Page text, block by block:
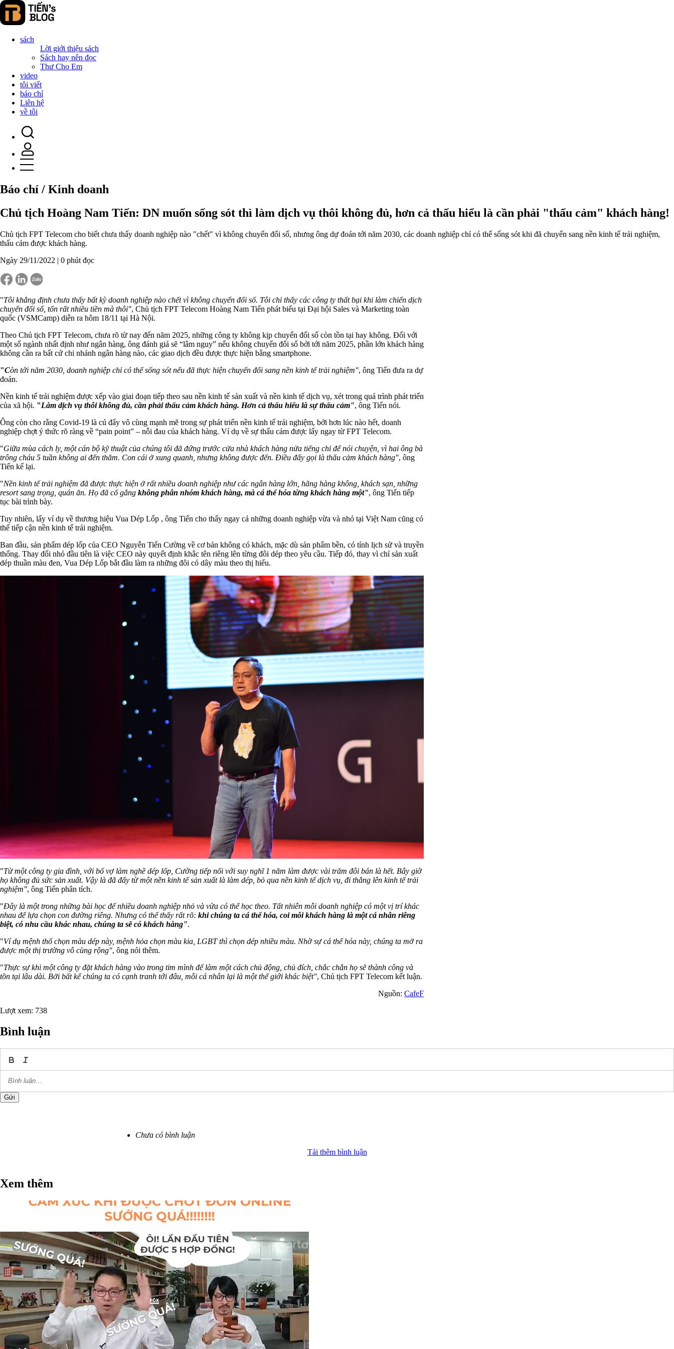
sách
Lời giới thiệu sách
Sách hay nên đọc
Thư Cho Em
video
tôi viết
báo chí
Liên hệ
về tôi
Báo chí / Kinh doanh
Chủ tịch Hoàng Nam Tiến: DN muốn sống sót thì làm dịch vụ thôi không đủ, hơn cả thấu hiểu là cần phải "thấu cảm" khách hàng!
Chủ tịch FPT Telecom cho biết chưa thấy doanh nghiệp nào "chết" vì không chuyển đổi số, nhưng ông dự đoán tới năm 2030, các doanh nghiệp chỉ có thể sống sót khi đã chuyển sang nền kinh tế trải nghiệm,
thấu cảm được khách hàng.
Ngày 29/11/2022 | 0 phút đọc
"Tôi khẳng định chưa thấy bất kỳ doanh nghiệp nào chết vì không chuyển đổi số. Tôi chỉ thấy các công ty thất bại khi làm chiến dịch
chuyển đổi số, tốn rất nhiều tiền mà thôi", Chủ tịch FPT Telecom Hoàng Nam Tiến phát biểu tại Đại hội Sales và Marketing toàn
quốc (VSMCamp) diễn ra hôm 18/11 tại Hà Nội.
Theo Chủ tịch FPT Telecom, chưa rõ từ nay đến năm 2025, những công ty không kịp chuyển đổi số còn tồn tại hay không. Đối với
một số ngành nhất định như ngân hàng, ông đánh giá sẽ “lâm nguy” nếu không chuyển đổi số bởi tới năm 2025, phần lớn khách hàng
không cần ra bất cứ chi nhánh ngân hàng nào, các giao dịch đều được thực hiện bằng smartphone.
"Còn tới năm 2030, doanh nghiệp chỉ có thể sống sót nếu đã thực hiện chuyển đổi sang nền kinh tế trải nghiệm", ông Tiến đưa ra dự
đoán.
Nền kinh tế trải nghiệm được xếp vào giai đoạn tiếp theo sau nền kinh tế sản xuất và nền kinh tế dịch vụ, xét trong quá trình phát triển
của xã hội. "Làm dịch vụ thôi không đủ, cần phải thấu cảm khách hàng. Hơn cả thấu hiểu là sự thấu cảm", ông Tiến nói.
Ông còn cho rằng Covid-19 là cú đẩy vô cùng mạnh mẽ trong sự phát triển nền kinh tế trải nghiệm, bởi hơn lúc nào hết, doanh
nghiệp chợt ý thức rõ ràng về “pain point” – nỗi đau của khách hàng. Ví dụ về sự thấu cảm được lấy ngay từ FPT Telecom.
"Giữa mùa cách ly, một cán bộ kỹ thuật của chúng tôi đã đứng trước cửa nhà khách hàng nửa tiếng chỉ để nói chuyện, vì hai ông bà
trông cháu 5 tuần không ai đến thăm. Con cái ở xung quanh, nhưng không được đến. Điều đấy gọi là thấu cảm khách hàng", ông
Tiến kể lại.
"Nền kinh tế trải nghiệm đã được thực hiện ở rất nhiều doanh nghiệp như các ngân hàng lớn, hãng hàng không, khách sạn, những
resort sang trọng, quán ăn. Họ đã cố gắng không phân nhóm khách hàng, mà cá thể hóa từng khách hàng một", ông Tiến tiếp
tục bài trình bày.
Tuy nhiên, lấy ví dụ về thương hiệu Vua Dép Lốp , ông Tiến cho thấy ngay cả những doanh nghiệp vừa và nhỏ tại Việt Nam cũng có
thể tiếp cận nền kinh tế trải nghiệm.
Ban đầu, sản phẩm dép lốp của CEO Nguyễn Tiến Cường về cơ bản không có khách, mặc dù sản phẩm bền, có tính lịch sử và truyền
thống. Thay đổi nhỏ đầu tiên là việc CEO này quyết định khắc tên riêng lên từng đôi dép theo yêu cầu. Tiếp đó, thay vì chỉ sản xuất
dép thuần màu đen, Vua Dép Lốp bắt đầu làm ra những đôi có dây màu theo thị hiếu.
"Từ một công ty gia đình, với bố vợ làm nghề dép lốp, Cường tiếp nối với suy nghĩ 1 năm làm được vài trăm đôi bán là hết. Bây giờ
họ không đủ sức sản xuất. Vậy là đã đẩy từ một nền kinh tế sản xuất là làm dép, bỏ qua nền kinh tế dịch vụ, đi thẳng lên kinh tế trải
nghiệm", ông Tiến phân tích.
"Đây là một trong những bài học để nhiều doanh nghiệp nhỏ và vừa có thể học theo. Tất nhiên mỗi doanh nghiệp có một vị trí khác
nhau để lựa chọn con đường riêng. Nhưng có thể thấy rất rõ: khi chúng ta cá thể hóa, coi mỗi khách hàng là một cá nhân riêng
biệt, có nhu cầu khác nhau, chúng ta sẽ có khách hàng".
"Ví dụ mệnh thổ chọn màu dép này, mệnh hỏa chọn màu kia, LGBT thì chọn dép nhiều màu. Nhờ sự cá thể hóa này, chúng ta mở ra
được một thị trường vô cùng rộng", ông nói thêm.
"Thực sự khi một công ty đặt khách hàng vào trong tim mình để làm một cách chủ động, chủ đích, chắc chắn họ sẽ thành công và
tồn tại lâu dài. Bởi bất kể chúng ta có cạnh tranh tới đâu, mỗi cá nhân lại là một thế giới khác biệt", Chủ tịch FPT Telecom kết luận.
Nguồn: CafeF
Lượt xem: 738
Bình luận
Gửi
Chưa có bình luận
Tải thêm bình luận
Xem thêm